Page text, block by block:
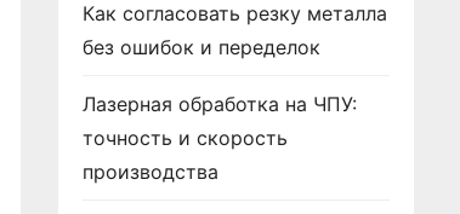
Как согласовать резку металла
без ошибок и переделок
Лазерная обработка на ЧПУ:
точность и скорость
производства